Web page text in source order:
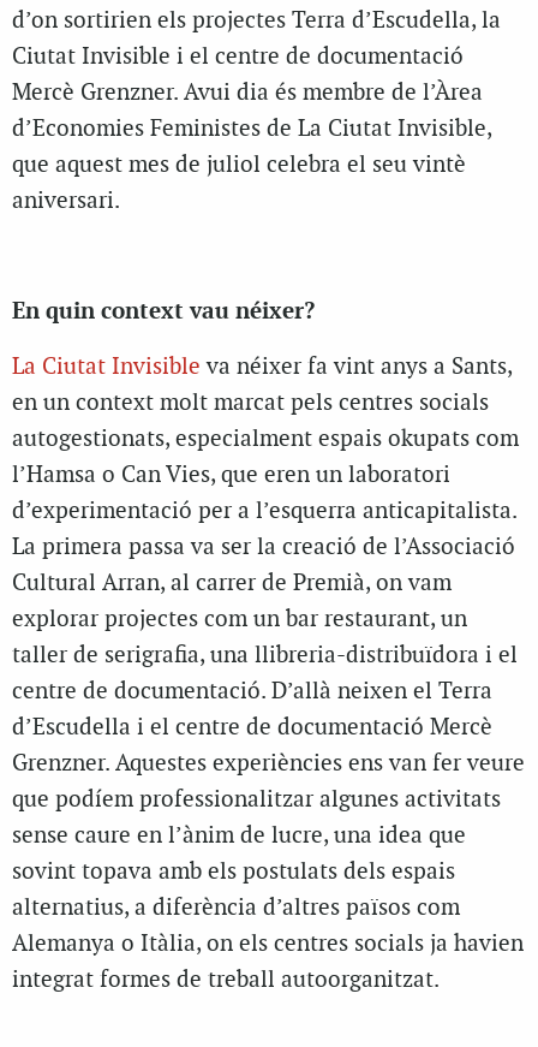
d’on sortirien els projectes Terra d’Escudella, la
Ciutat Invisible i el centre de documentació
Mercè Grenzner. Avui dia és membre de l’Àrea
d’Economies Feministes de La Ciutat Invisible,
que aquest mes de juliol celebra el seu vintè
aniversari.
En quin context vau néixer?
La Ciutat Invisible va néixer fa vint anys a Sants,
en un context molt marcat pels centres socials
autogestionats, especialment espais okupats com
l’Hamsa o Can Vies, que eren un laboratori
d’experimentació per a l’esquerra anticapitalista.
La primera passa va ser la creació de l’Associació
Cultural Arran, al carrer de Premià, on vam
explorar projectes com un bar restaurant, un
taller de serigrafia, una llibreria-distribuïdora i el
centre de documentació. D’allà neixen el Terra
d’Escudella i el centre de documentació Mercè
Grenzner. Aquestes experiències ens van fer veure
que podíem professionalitzar algunes activitats
sense caure en l’ànim de lucre, una idea que
sovint topava amb els postulats dels espais
alternatius, a diferència d’altres països com
Alemanya o Itàlia, on els centres socials ja havien
integrat formes de treball autoorganitzat.